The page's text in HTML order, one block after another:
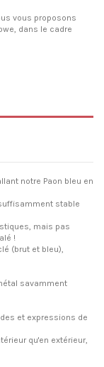
vous proposons
dans le cadre
notre Paon bleu en
stable
mais pas
!
(brut et bleu),
savamment
et expressions de
qu'en extérieur,